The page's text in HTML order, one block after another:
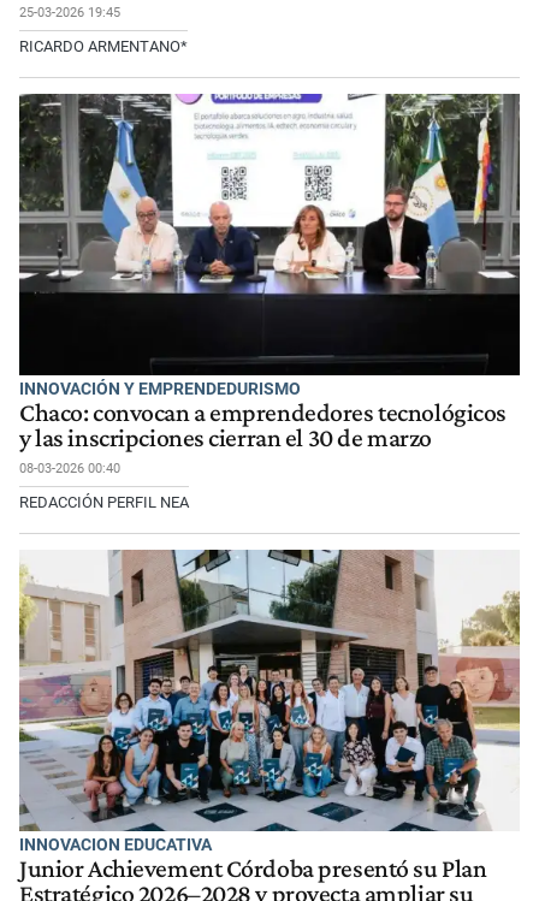
25-03-2026 19:45
RICARDO ARMENTANO*
INNOVACIÓN Y EMPRENDEDURISMO
Chaco: convocan a emprendedores tecnológicos
y las inscripciones cierran el 30 de marzo
08-03-2026 00:40
REDACCIÓN PERFIL NEA
INNOVACION EDUCATIVA
Junior Achievement Córdoba presentó su Plan
Estratégico 2026–2028 y proyecta ampliar su